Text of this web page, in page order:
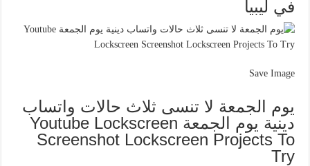
في ليبيا
Save Image
يوم الجمعة لا تنسى ثلاث حالات واتساب
دينية يوم الجمعة Youtube Lockscreen
Screenshot Lockscreen Projects To
Try